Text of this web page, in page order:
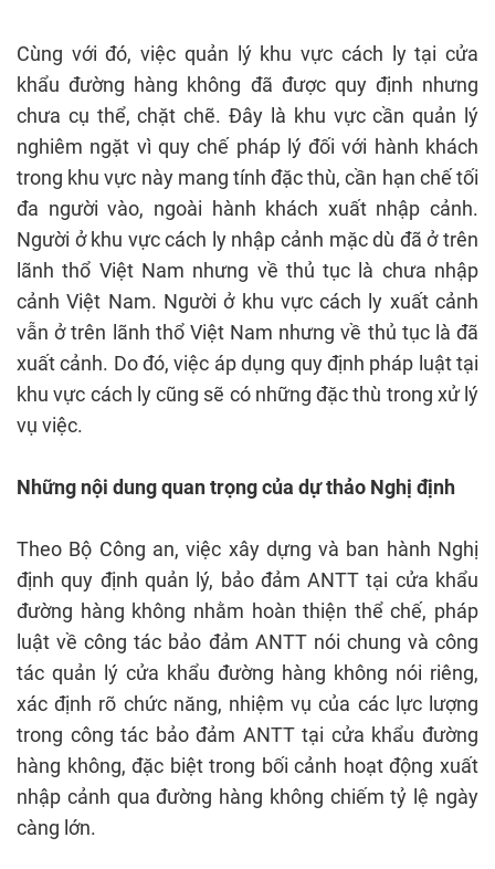
Cùng với đó, việc quản lý khu vực cách ly tại cửa
khẩu đường hàng không đã được quy định nhưng
chưa cụ thể, chặt chẽ. Đây là khu vực cần quản lý
nghiêm ngặt vì quy chế pháp lý đối với hành khách
trong khu vực này mang tính đặc thù, cần hạn chế tối
đa người vào, ngoài hành khách xuất nhập cảnh.
Người ở khu vực cách ly nhập cảnh mặc dù đã ở trên
lãnh thổ Việt Nam nhưng về thủ tục là chưa nhập
cảnh Việt Nam. Người ở khu vực cách ly xuất cảnh
vẫn ở trên lãnh thổ Việt Nam nhưng về thủ tục là đã
xuất cảnh. Do đó, việc áp dụng quy định pháp luật tại
khu vực cách ly cũng sẽ có những đặc thù trong xử lý
vụ việc.
Những nội dung quan trọng của dự thảo Nghị định
Theo Bộ Công an, việc xây dựng và ban hành Nghị
định quy định quản lý, bảo đảm ANTT tại cửa khẩu
đường hàng không nhằm hoàn thiện thể chế, pháp
luật về công tác bảo đảm ANTT nói chung và công
tác quản lý cửa khẩu đường hàng không nói riêng,
xác định rõ chức năng, nhiệm vụ của các lực lượng
trong công tác bảo đảm ANTT tại cửa khẩu đường
hàng không, đặc biệt trong bối cảnh hoạt động xuất
nhập cảnh qua đường hàng không chiếm tỷ lệ ngày
càng lớn.